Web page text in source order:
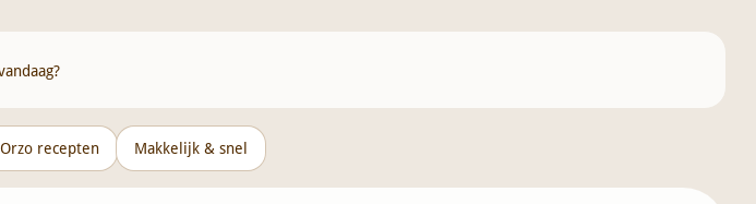
Orzo recepten Makkelijk & snel